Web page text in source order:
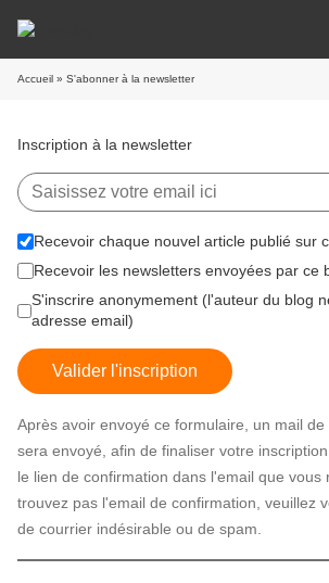
Accueil » S'abonner à la newsletter
Inscription à la newsletter
Recevoir chaque nouvel article publié sur
Recevoir les newsletters envoyées par ce
S'inscrire anonymement (l'auteur du blog
adresse email)
Valider l'inscription
Après avoir envoyé ce formulaire, un mail
sera envoyé, afin de finaliser votre
le lien de confirmation dans l'email que vous
trouvez pas l'email de confirmation, veuillez
de courrier indésirable ou de spam.